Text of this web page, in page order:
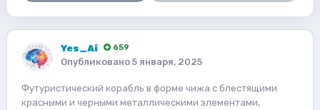
Yes_Ai 659
Опубликовано 5 января, 2025
Футуристический корабль в форме чижа с блестящими
красными и черными металлическими элементами,